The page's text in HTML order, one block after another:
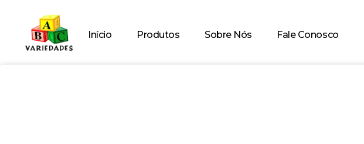
Início Produtos Sobre Nós Fale Conosco